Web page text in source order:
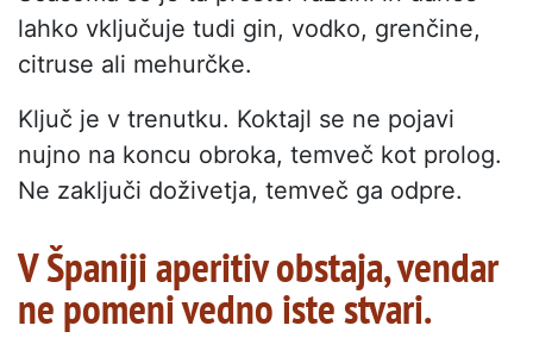
lahko vključuje tudi gin, vodko, grenčine,
citruse ali mehurčke.
Ključ je v trenutku. Koktajl se ne pojavi
nujno na koncu obroka, temveč kot prolog.
Ne zaključi doživetja, temveč ga odpre.
V Španiji aperitiv obstaja, vendar
ne pomeni vedno iste stvari.